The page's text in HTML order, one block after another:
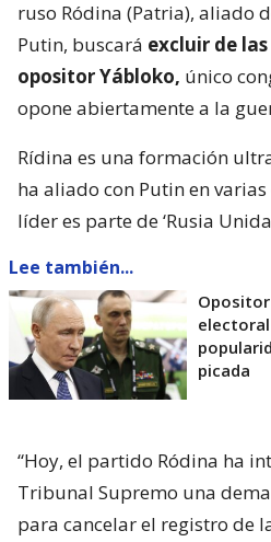
ruso Ródina (Patria), aliado
Putin, buscará excluir de
opositor Yábloko, único
opone abiertamente a la
Rídina es una formación
ha aliado con Putin en
líder es parte de ‘Rusia
Lee también...
picada
“Hoy, el partido Ródina ha
Tribunal Supremo una
para cancelar el registro de